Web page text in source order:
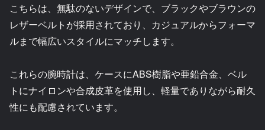
こちらは、無駄のないデザインで、ブラックやブラウンの
レザーベルトが採用されており、カジュアルからフォーマ
ルまで幅広いスタイルにマッチします。
これらの腕時計は、ケースにABS樹脂や亜鉛合金、ベル
トにナイロンや合成皮革を使用し、軽量でありながら耐久
性にも配慮されています。